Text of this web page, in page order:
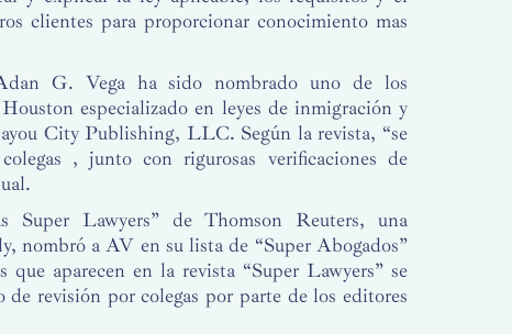
clientes para proporcionar conocimiento mas
G. Vega ha sido nombrado uno de los
especializado en leyes de inmigración y
City Publishing, LLC. Según la revista, “se
, junto con rigurosas verificaciones de
Lawyers” de Thomson Reuters, una
nombró a AV en su lista de “Super Abogados”
aparecen en la revista “Super Lawyers” se
de revisión por colegas por parte de los editores